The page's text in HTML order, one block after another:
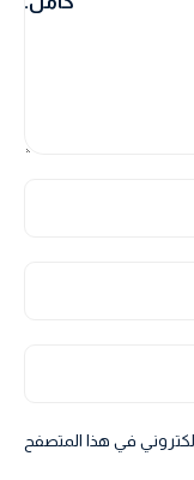
في هذا المتصفح